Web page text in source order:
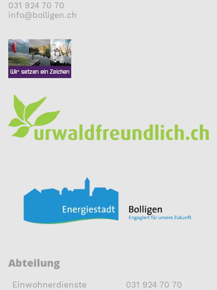
031 924 70 70
nf
b ll g n ch
Abteilung
Einwohnerdienste
031 924 70 70